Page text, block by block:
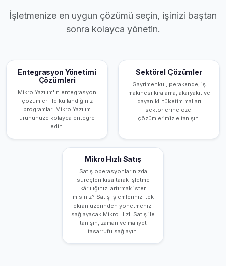
İşletmenize en uygun çözümü seçin, işinizi baştan
sonra kolayca yönetin.
Entegrasyon Yönetimi
Çözümleri
Mikro Yazılım'ın entegrasyon
çözümleri ile kullandığınız
programları Mikro Yazılım
ürününüze kolayca entegre
edin.
Sektörel Çözümler
Gayrimenkul, perakende, iş
makinesi kiralama, akaryakıt ve
dayanıklı tüketim malları
sektörlerine özel
çözümlerimizle tanışın.
Mikro Hızlı Satış
Satış operasyonlarınızda
süreçleri kısaltarak işletme
kârlılığınızı artırmak ister
misiniz? Satış işlemlerinizi tek
ekran üzerinden yönetmenizi
sağlayacak Mikro Hızlı Satış ile
tanışın, zaman ve maliyet
tasarrufu sağlayın.